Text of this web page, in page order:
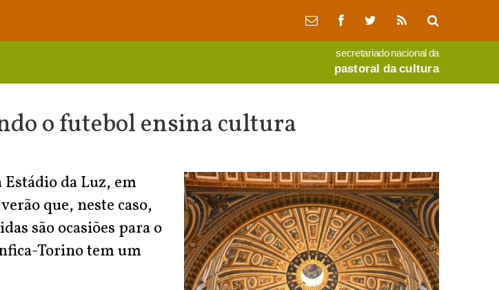
secretariado nacional da
pastoral da cultura
o futebol ensina cultura
da Luz, em
que, neste caso,
são ocasiões para o
Torino tem um